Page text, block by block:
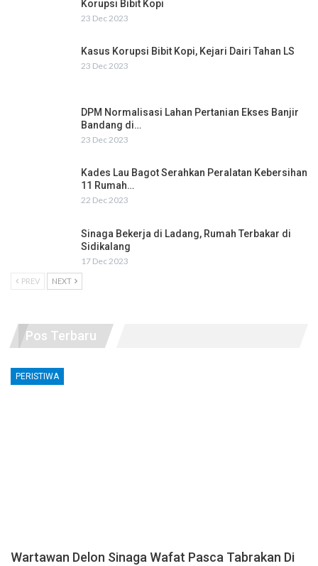
Korupsi Bibit Kopi
23 Dec 2023
Kasus Korupsi Bibit Kopi, Kejari Dairi Tahan LS
23 Dec 2023
DPM Normalisasi Lahan Pertanian Ekses Banjir
Bandang di…
23 Dec 2023
Kades Lau Bagot Serahkan Peralatan Kebersihan
11 Rumah…
22 Dec 2023
Sinaga Bekerja di Ladang, Rumah Terbakar di
Sidikalang
17 Dec 2023
PREV NEXT
Pos Terbaru
PERISTIWA
Wartawan Delon Sinaga Wafat Pasca Tabrakan Di